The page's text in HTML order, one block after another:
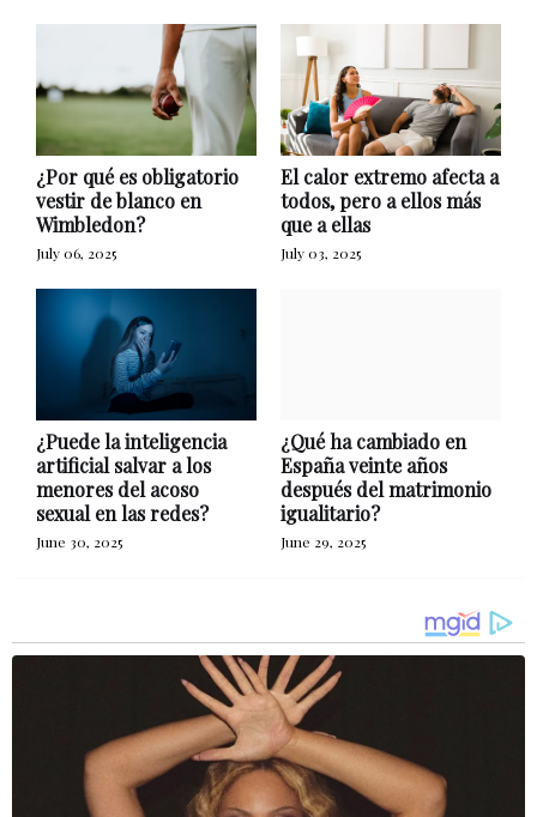
¿Por qué es obligatorio
vestir de blanco en
Wimbledon?
July 06, 2025
El calor extremo afecta a
todos, pero a ellos más
que a ellas
July 03, 2025
¿Puede la inteligencia
artificial salvar a los
menores del acoso
sexual en las redes?
June 30, 2025
¿Qué ha cambiado en
España veinte años
después del matrimonio
igualitario?
June 29, 2025